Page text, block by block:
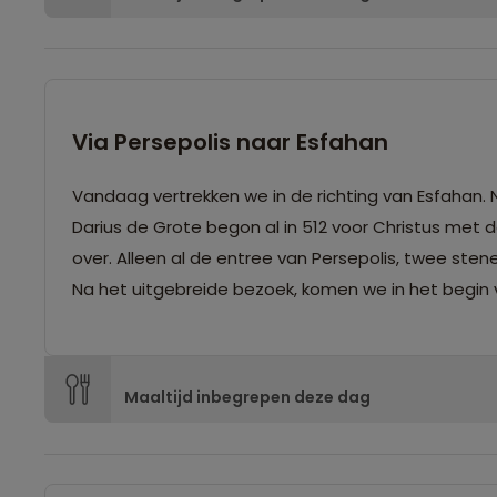
Via Persepolis naar Esfahan
Vandaag vertrekken we in de richting van
Darius de Grote begon al in 512 voor Christus
over. Alleen al de entree van Persepolis, twee
Na het uitgebreide bezoek, komen we in het
Maaltijd inbegrepen deze dag